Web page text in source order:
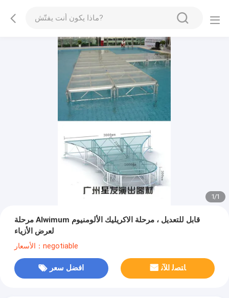
1/1
مرحلة Alwimum قابل للتعديل ، مرحلة الاكريليك الألومنيوم
لعرض الأزياء
الأسعار：negotiable
افضل سعر ﺎﺘﺼﻟ ﺍﻶﻧ